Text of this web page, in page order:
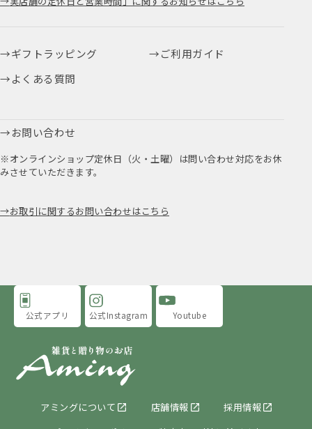
ギフトラッピング
ご利用ガイド
よくある質問
お問い合わせ
※オンラインショップ定休日（火・土曜）は問い合わせ対応をお休
みさせていただきます。
お取引に関するお問い合わせはこちら
アミングについて 店舗情報
採用情報
公式アプリ 公式Instagram Youtube